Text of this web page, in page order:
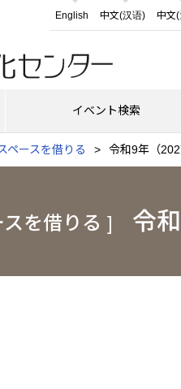
English 中文(汉语) 中文
イベント検索
ペースを借りる 令和9年（
スを借りる ] 令